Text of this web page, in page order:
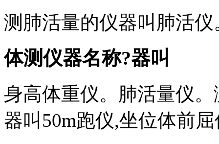
测肺活量的仪器叫肺活仪
体测仪器名称?器叫
身高体重仪。肺活量仪
器叫50m跑仪,坐位体前